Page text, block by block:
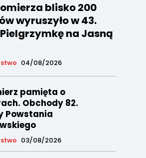
blisko 200
wyruszyło w 43.
na Jasną
04/08/2026
pamięta o
Obchody 82.
Powstania
03/08/2026